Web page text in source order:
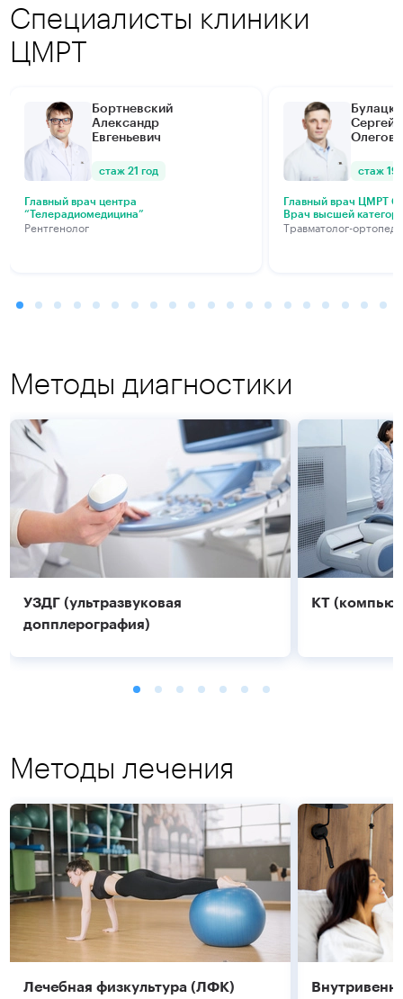
Специалисты клиники
ЦМРТ
Бортневский
Александр
Евгеньевич
стаж 21 год
Главный врач центра
“Телерадиомедицина”
Рентгенолог
Сергей
стаж 19
Главный врач ЦМРТ
Врач высшей
Травматолог-ортопед
Методы диагностики
УЗДГ (ультразвуковая
допплерография)
Подробнее
КТ
Подробнее
Методы лечения
Лечебная физкультура (ЛФК)